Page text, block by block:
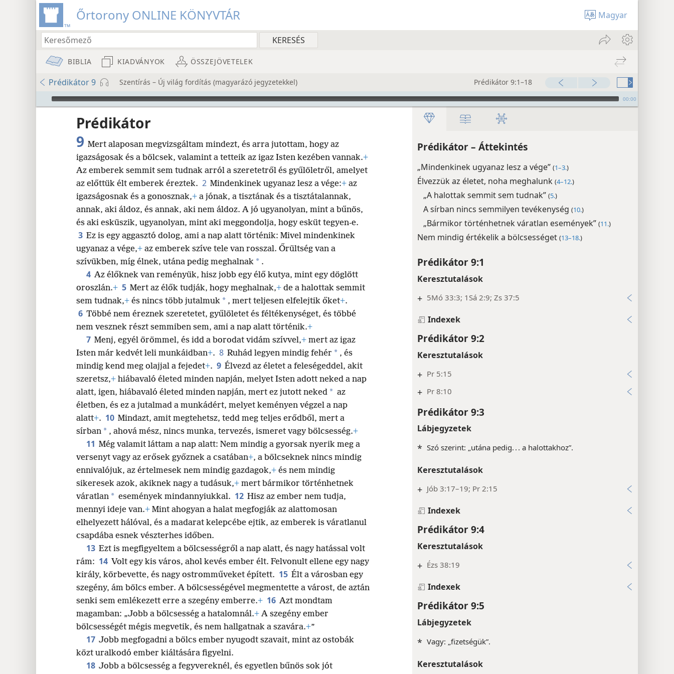
Őrtorony ONLINE KÖNYVTÁR Magyar
BIBLIA KIADVÁNYOK ÖSSZEJÖVETELEK
Prédikátor 9 Szentírás – Új világ fordítás (magyarázó jegyzetekkel) Prédikátor 9:1–18
Audio Player 00:00
Prédikátor – Áttekintés
„Mindenkinek ugyanaz lesz a vége” (1–3.)
Élvezzük az életet, noha meghalunk (4–12.)
„A halottak semmit sem tudnak” (5.)
A sírban nincs semmilyen tevékenység (10.)
„Bármikor történhetnek váratlan események” (11.)
Nem mindig értékelik a bölcsességet (13–18.)
Prédikátor 9:1
Keresztutalások
+ 5Mó 33:3; 1Sá 2:9; Zs 37:5
Indexek
Prédikátor 9:2
Keresztutalások
+ Pr 5:15
+ Pr 8:10
Prédikátor 9:3
Lábjegyzetek
* Szó szerint: „utána pedig. . . a halottakhoz”.
Keresztutalások
+ Jób 3:17–19; Pr 2:15
Indexek
Prédikátor 9:4
Keresztutalások
+ Ézs 38:19
Indexek
Prédikátor 9:5
Lábjegyzetek
* Vagy: „fizetségük”.
Keresztutalások
Prédikátor
9 Mert alaposan megvizsgáltam mindezt, és arra jutottam, hogy az
igazságosak és a bölcsek, valamint a tetteik az igaz Isten kezében vannak.+
Az emberek semmit sem tudnak arról a szeretetről és gyűlöletről, amelyet
az előttük élt emberek éreztek. 2 Mindenkinek ugyanaz lesz a vége:+ az
igazságosnak és a gonosznak,+ a jónak, a tisztának és a tisztátalannak,
annak, aki áldoz, és annak, aki nem áldoz. A jó ugyanolyan, mint a bűnös,
és aki esküszik, ugyanolyan, mint aki meggondolja, hogy esküt tegyen-e.
3 Ez is egy aggasztó dolog, ami a nap alatt történik: Mivel mindenkinek
ugyanaz a vége,+ az emberek szíve tele van rosszal. Őrültség van a
szívükben, míg élnek, utána pedig meghalnak * .
4 Az élőknek van reményük, hisz jobb egy élő kutya, mint egy döglött
oroszlán.+ 5 Mert az élők tudják, hogy meghalnak,+ de a halottak semmit
sem tudnak,+ és nincs több jutalmuk * , mert teljesen elfelejtik őket+.
6 Többé nem éreznek szeretetet, gyűlöletet és féltékenységet, és többé
nem vesznek részt semmiben sem, ami a nap alatt történik.+
7 Menj, egyél örömmel, és idd a borodat vidám szívvel,+ mert az igaz
Isten már kedvét leli munkáidban+. 8 Ruhád legyen mindig fehér * , és
mindig kend meg olajjal a fejedet+. 9 Élvezd az életet a feleségeddel, akit
szeretsz,+ hiábavaló életed minden napján, melyet Isten adott neked a nap
alatt, igen, hiábavaló életed minden napján, mert ez jutott neked * az
életben, és ez a jutalmad a munkádért, melyet keményen végzel a nap
alatt+. 10 Mindazt, amit megtehetsz, tedd meg teljes erődből, mert a
sírban * , ahová mész, nincs munka, tervezés, ismeret vagy bölcsesség.+
11 Még valamit láttam a nap alatt: Nem mindig a gyorsak nyerik meg a
versenyt vagy az erősek győznek a csatában+, a bölcseknek nincs mindig
ennivalójuk, az értelmesek nem mindig gazdagok,+ és nem mindig
sikeresek azok, akiknek nagy a tudásuk,+ mert bármikor történhetnek
váratlan * események mindannyiukkal. 12 Hisz az ember nem tudja,
mennyi ideje van.+ Mint ahogyan a halat megfogják az alattomosan
elhelyezett hálóval, és a madarat kelepcébe ejtik, az emberek is váratlanul
csapdába esnek vészterhes időben.
13 Ezt is megfigyeltem a bölcsességről a nap alatt, és nagy hatással volt
rám: 14 Volt egy kis város, ahol kevés ember élt. Felvonult ellene egy nagy
király, körbevette, és nagy ostromműveket épített. 15 Élt a városban egy
szegény, ám bölcs ember. A bölcsességével megmentette a várost, de aztán
senki sem emlékezett erre a szegény emberre.+ 16 Azt mondtam
magamban: „Jobb a bölcsesség a hatalomnál.+ A szegény ember
bölcsességét mégis megvetik, és nem hallgatnak a szavára.+”
17 Jobb megfogadni a bölcs ember nyugodt szavait, mint az ostobák
közt uralkodó ember kiáltására figyelni.
18 Jobb a bölcsesség a fegyvereknél, és egyetlen bűnös sok jót